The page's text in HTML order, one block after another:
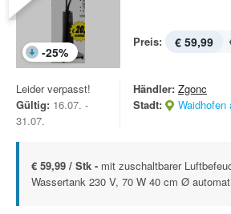
-25%
Preis: € 59,99
Leider verpasst!
Gültig: 16.07. -
31.07.
Händler: Zgonc
Stadt:
Waidhofen
€ 59,99 / Stk - mit zuschaltbarer
Wassertank 230 V, 70 W 40 cm Ø